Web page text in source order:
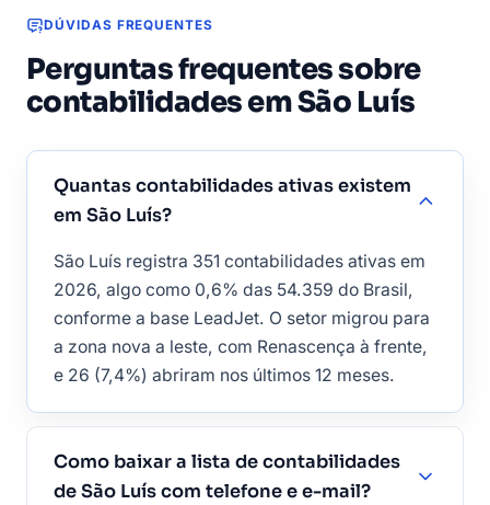
DÚVIDAS FREQUENTES
Perguntas frequentes sobre
contabilidades em São Luís
Quantas contabilidades ativas existem
em São Luís?
São Luís registra 351 contabilidades ativas em
2026, algo como 0,6% das 54.359 do Brasil,
conforme a base LeadJet. O setor migrou para
a zona nova a leste, com Renascença à frente,
e 26 (7,4%) abriram nos últimos 12 meses.
Como baixar a lista de contabilidades
de São Luís com telefone e e-mail?